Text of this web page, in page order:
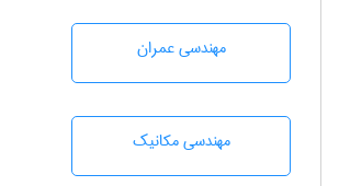
مهندسی عمران
مهندسی مکانیک